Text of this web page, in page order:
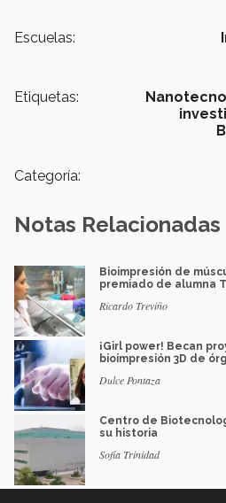
Escuelas:
Etiquetas:
Categoría:
Notas Relacionadas
Bioimpresión de
premiado de alumna
Ricardo Treviño
¡Girl power! Becan
bioimpresión 3D de
Dulce Pontaza
Centro de
su historia
Sofía Trinidad